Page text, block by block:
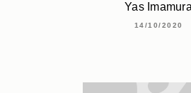
Yas Imamura
14/10/2020